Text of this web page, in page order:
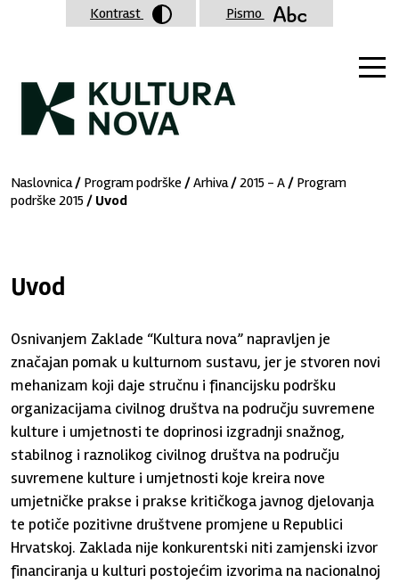
Naslovnica/ Program podrške /Arhiva/2015 - A/ Program
podrške 2015/ Uvod
Uvod
Osnivanjem Zaklade “Kultura nova” napravljen je
značajan pomak u kulturnom sustavu, jer je stvoren novi
mehanizam koji daje stručnu i financijsku podršku
organizacijama civilnog društva na području suvremene
kulture i umjetnosti te doprinosi izgradnji snažnog,
stabilnog i raznolikog civilnog društva na području
suvremene kulture i umjetnosti koje kreira nove
umjetničke prakse i prakse kritičkoga javnog djelovanja
te potiče pozitivne društvene promjene u Republici
Hrvatskoj. Zaklada nije konkurentski niti zamjenski izvor
financiranja u kulturi postojećim izvorima na nacionalnoj
Kontrast Pismo